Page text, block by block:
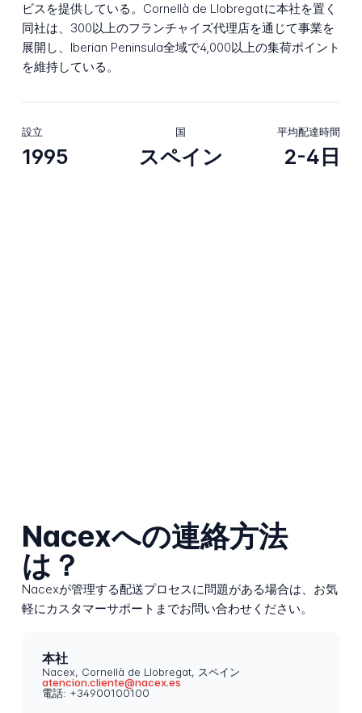
ビスを提供している。Cornellà de Llobregatに本社を置く
同社は、300以上のフランチャイズ代理店を通じて事業を
展開し、Iberian Peninsula全域で4,000以上の集荷ポイント
を維持している。
設立
1995
国
スペイン
平均配達時間
2-4日
Nacexへの連絡方法
は？
Nacexが管理する配送プロセスに問題がある場合は、お気
軽にカスタマーサポートまでお問い合わせください。
本社
Nacex, Cornellà de Llobregat, スペイン
atencion.cliente@nacex.es
電話: +34900100100